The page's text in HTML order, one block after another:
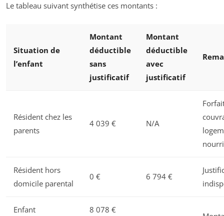
Le tableau suivant synthétise ces montants :
Situation de
l’enfant
Montant
déductible
sans
justificatif
Montant
déductible
avec
justificatif
Résident chez les
parents
4 039 € N/A
Résident hors
domicile parental
0 € 6 794 €
Enfant
8 078 €